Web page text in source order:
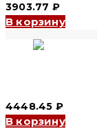
3903.77 ₽
В корзину
4448.45 ₽
В корзину